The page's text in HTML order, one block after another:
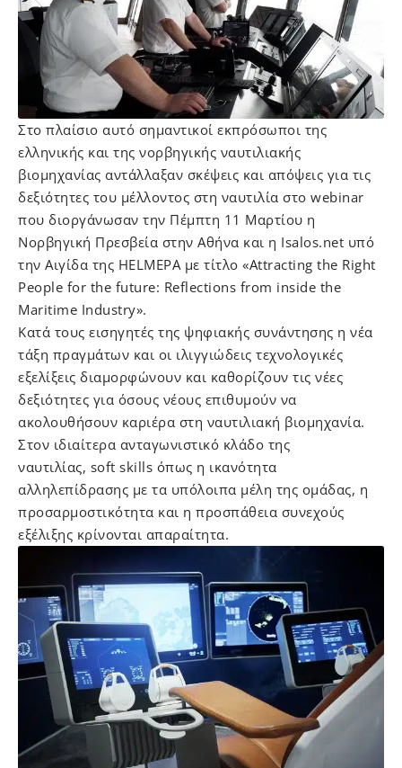
Στο πλαίσιο αυτό σημαντικοί εκπρόσωποι της
ελληνικής και της νορβηγικής ναυτιλιακής
βιομηχανίας αντάλλαξαν σκέψεις και απόψεις για τις
δεξιότητες του μέλλοντος στη ναυτιλία στο webinar
που διοργάνωσαν την Πέμπτη 11 Μαρτίου η
Νορβηγική Πρεσβεία στην Αθήνα και η Isalos.net υπό
την Αιγίδα της HELMEPA με τίτλο «Attracting the Right
People for the future: Reflections from inside the
Maritime Industry».
Kατά τους εισηγητές της ψηφιακής συνάντησης η νέα
τάξη πραγμάτων και οι ιλιγγιώδεις τεχνολογικές
εξελίξεις διαμορφώνουν και καθορίζουν τις νέες
δεξιότητες για όσους νέους επιθυμούν να
ακολουθήσουν καριέρα στη ναυτιλιακή βιομηχανία.
Στον ιδιαίτερα ανταγωνιστικό κλάδο της
ναυτιλίας, soft skills όπως η ικανότητα
αλληλεπίδρασης με τα υπόλοιπα μέλη της ομάδας, η
προσαρμοστικότητα και η προσπάθεια συνεχούς
εξέλιξης κρίνονται απαραίτητα.